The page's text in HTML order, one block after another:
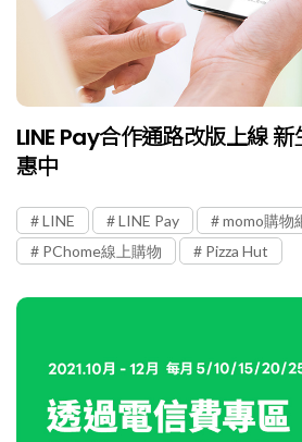
LINE Pay合作通路改版上線
惠中
LINE LINE Pay
momo購物
PChome線上購物
Pizza Hut